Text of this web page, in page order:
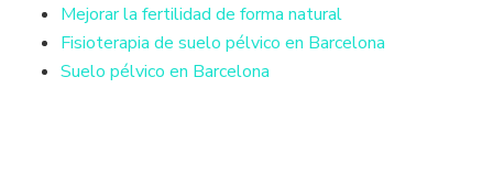
Mejorar la fertilidad de forma natural
Fisioterapia de suelo pélvico en Barcelona
Suelo pélvico en Barcelona